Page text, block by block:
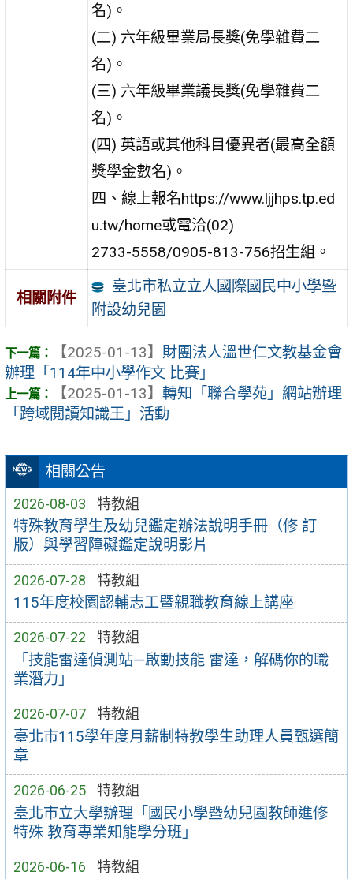
相關公告
2026-08-03 特教組
特殊教育學生及幼兒鑑定辦法說明手冊（修 訂
版）與學習障礙鑑定說明影片
2026-07-28 特教組
115年度校園認輔志工暨親職教育線上講座
2026-07-22 特教組
「技能雷達偵測站—啟動技能 雷達，解碼你的職
業潛力」
2026-07-07 特教組
臺北市115學年度月薪制特教學生助理人員甄選簡
章
2026-06-25 特教組
臺北市立大學辦理「國民小學暨幼兒園教師進修
特殊 教育專業知能學分班」
2026-06-16 特教組
名)。
(二) 六年級畢業局長獎(免學雜費二
名)。
(三) 六年級畢業議長獎(免學雜費二
名)。
(四) 英語或其他科目優異者(最高全額
獎學金數名)。
四、線上報名https://www.ljjhps.tp.ed
u.tw/home或電洽(02)
2733-5558/0905-813-756招生組。
相關附件
臺北市私立立人國際國民中小學暨
附設幼兒園
【2025-01-13】 財團法人溫世仁文教基金會
辦理「114年中小學作文 比賽」
【2025-01-13】 轉知「聯合學苑」網站辦理
「跨域閱讀知識王」活動